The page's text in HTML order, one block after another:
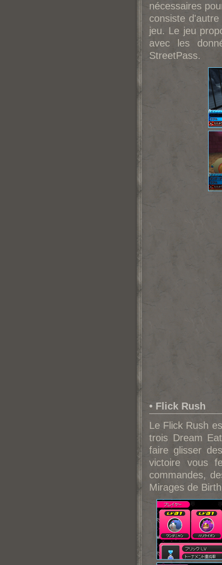
nécessaires
consiste
jeu. Le jeu
avec les
StreetPass.
• Flick Rush
Le Flick Rush
trois Dream
faire glisser
victoire vous
commandes,
Mirages de